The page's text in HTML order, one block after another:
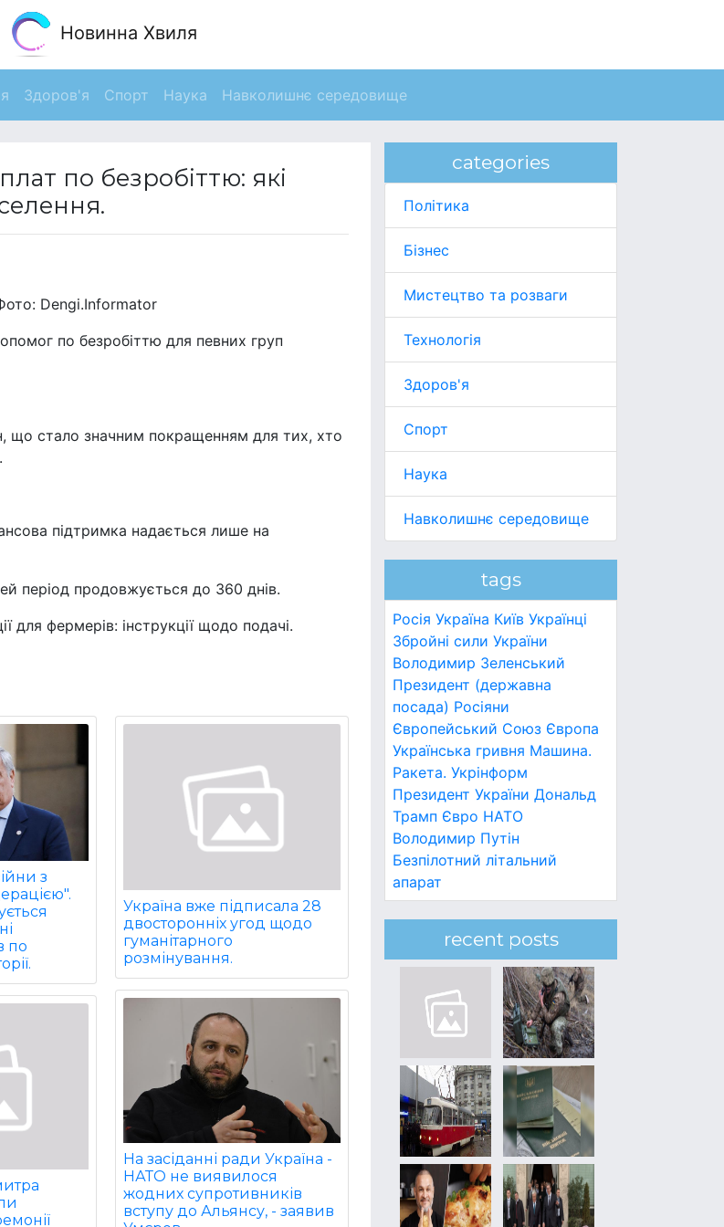
Новинна Хвиля
Здоров'я Спорт Наука Навколишнє середовище
по безробіттю: які
Dengi.Informator
по безробіттю для певних груп
що стало значним покращенням для тих, хто
підтримка надається лише на
період продовжується до 360 днів.
фермерів: інструкції щодо подачі.
з
по
Україна вже підписала 28
двосторонніх угод щодо
гуманітарного
розмінування.
На засіданні ради Україна -
НАТО не виявилося
жодних супротивників
вступу до Альянсу, - заявив
categories
Політика
Бізнес
Мистецтво та розваги
Технологія
Здоров'я
Спорт
Наука
Навколишнє середовище
tags
Росія Україна Київ Українці
Збройні сили України
Володимир Зеленський
Президент (державна
посада) Росіяни
Європейський Союз Європа
Українська гривня Машина.
Ракета. Укрінформ
Президент України Дональд
Трамп Євро НАТО
Володимир Путін
Безпілотний літальний
апарат
recent posts